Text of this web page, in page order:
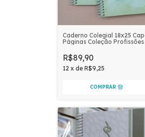
Caderno Colegial 18x25
Páginas Coleção
R$89,90
12 x de R$9,25